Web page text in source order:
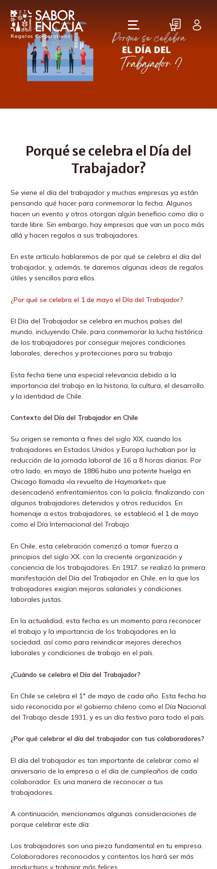
Regalos Corporativos
Porqué se celebra el Día del
Trabajador?
Se viene el día del trabajador y muchas empresas ya están
pensando qué hacer para conmemorar la fecha. Algunos
hacen un evento y otros otorgan algún beneficio como día o
tarde libre. Sin embargo, hay empresas que van un poco más
allá y hacen regalos a sus trabajadores.
En este artículo hablaremos de por qué se celebra el día del
trabajador, y, además, te daremos algunas ideas de regalos
útiles y sencillos para ellos.
¿Por qué se celebra el 1 de mayo el Día del Trabajador?
El Día del Trabajador se celebra en muchos países del
mundo, incluyendo Chile, para conmemorar la lucha histórica
de los trabajadores por conseguir mejores condiciones
laborales, derechos y protecciones para su trabajo.
Esta fecha tiene una especial relevancia debido a la
importancia del trabajo en la historia, la cultura, el desarrollo
y la identidad de Chile.
Contexto del Día del Trabajador en Chile
Su origen se remonta a fines del siglo XIX, cuando los
trabajadores en Estados Unidos y Europa luchaban por la
reducción de la jornada laboral de 16 a 8 horas diarias. Por
otro lado, en mayo de 1886 hubo una potente huelga en
Chicago llamada «la revuelta de Haymarket» que
desencadenó enfrentamientos con la policía, finalizando con
algunos trabajadores detenidos y otros reducidos. En
homenaje a estos trabajadores, se estableció el 1 de mayo
como el Día Internacional del Trabajo.
En Chile, esta celebración comenzó a tomar fuerza a
principios del siglo XX, con la creciente organización y
conciencia de los trabajadores. En 1917, se realizó la primera
manifestación del Día del Trabajador en Chile, en la que los
trabajadores exigían mejoras salariales y condiciones
laborales justas.
En la actualidad, esta fecha es un momento para reconocer
el trabajo y la importancia de los trabajadores en la
sociedad, así como para reivindicar mejores derechos
laborales y condiciones de trabajo en el país.
¿Cuándo se celebra el Día del Trabajador?
En Chile se celebra el 1° de mayo de cada año. Esta fecha ha
sido reconocida por el gobierno chileno como el Día Nacional
del Trabajo desde 1931, y es un día festivo para todo el país.
¿Por qué celebrar el día del trabajador con tus colaboradores?
El día del trabajador es tan importante de celebrar como el
aniversario de la empresa o el día de cumpleaños de cada
colaborador. Es una manera de reconocer a tus
trabajadores.
A continuación, mencionamos algunas consideraciones de
porque celebrar este día:
Los trabajadores son una pieza fundamental en tu empresa.
Colaboradores reconocidos y contentos los hará ser más